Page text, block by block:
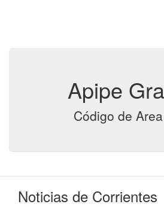
Apipe
Código de
Noticias de Corrientes